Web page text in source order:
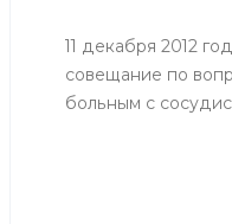
11 декабря 2012
совещание по
больным с